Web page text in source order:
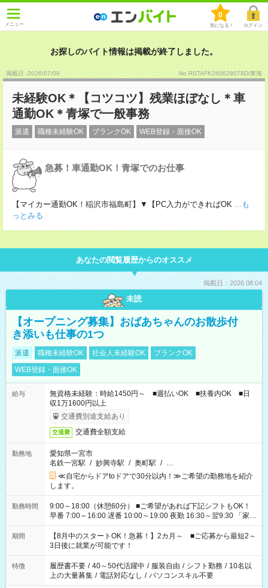
メニュー
0
気になる！ ログイン
お探しのバイト情報は掲載が終了しました。
掲載日 :2026/07/09 No.RSTAFK260628078D/東海
未経験OK＊【コツコツ】残業ほぼなし＊車
通勤OK＊青塚で一般事務
派遣 職種未経験OK ブランクOK WEB登録・面接OK
急募！車通勤OK！青塚でのお仕事
【マイカー通勤OK！稲沢市福島町】▼【PC入力ができればOK ...も
っとみる
あなたの閲覧履歴からのオススメ
掲載日：2026.08.04
未読
【オープニング募集】おばあちゃんのお散歩付
き添いも仕事の1つ
派遣 職種未経験OK 社会人未経験OK
ブランクOK
WEB登録・面接OK
給与
無資格未経験：時給1450円～ ■週払いOK ■扶養内OK ■日
収1万1600円以上
交通費別途支給あり
交通費 交通費全額支給
勤務地
愛知県一宮市
名鉄一宮駅 / 妙興寺駅 / 奥町駅 / …
≪自宅からドアtoドアで30分以内！≫ご希望の勤務地を紹介
します。
勤務時間
9:00～18:00（休憩60分） ■ご希望があれば下記シフトもOK！
早番 7:00～16:00 遅番 10:00～19:00 夜勤 16:30～翌9:30 「家族
と休みを合わせたい」 「余裕を持って夕飯の準備がしたい」
「できれば残業はしたくない」 など、ご希望を教えてください
ね。 ※Wワーク希望の方へ 今ご覧のお仕事で希望する勤務時間
と、もう1つのお仕事の勤務時間。 合計で週40時間を超える場
合は応募できません。
期間
【8月中のスタートOK！急募！】2カ月～ ■ご応募から最短2～
3日後に就業が可能です！
特徴 履歴書不要 / 40～50代活躍中 / 服装自由 / シフト勤務 / 10名以
上の大量募集 / 電話対応なし / パソコンスキル不要